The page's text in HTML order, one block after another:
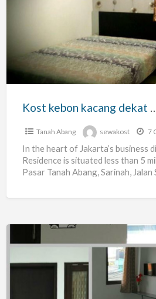
thamrin,
sarinah
ihome
Kost kebon kacang dekat
Tanah Abang sewakost 7
In the heart of Jakarta’s business
Residence is situated less than 5
Pasar Tanah Abang, Sarinah,
of